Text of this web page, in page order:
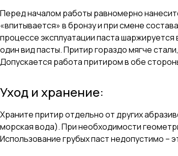
Перед началом работы равномерно
«впитывается» в бронзу и при смене
процессе эксплуатации паста
один вид пасты. Притир гораздо мягче
Допускается работа притиром в обе
Уход и хранение:
Храните притир отдельно от других
морская вода). При необходимости
Использование грубых паст недопустимо –